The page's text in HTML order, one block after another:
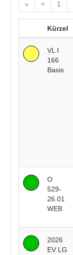
« < 1
Kürzel
VL I
166
Basis
O
529-
26.01
WEB
2026
EV LG